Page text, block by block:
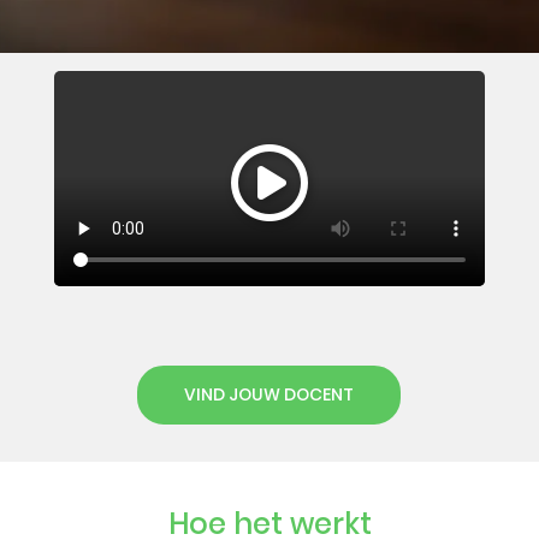
VIND JOUW DOCENT
Hoe het werkt